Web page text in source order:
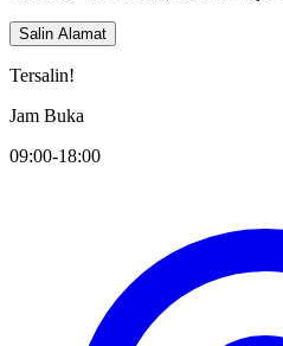
Salin Alamat
Tersalin!
Jam Buka
09:00-18:00